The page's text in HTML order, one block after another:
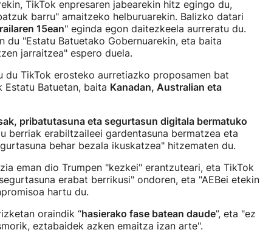
TikTok enpresaren jabearekin hitz egingo du,
barru" amaitzeko helburuarekin. Balizko datari
15ean" eginda egon daitezkeela aurreratu du.
du "Estatu Batuetako Gobernuarekin, eta baita
jarraitzea" espero duela.
du TikTok erosteko aurretiazko proposamen bat
Batuetan, baita Kanadan, Australian eta
pribatutasuna eta segurtasun digitala bermatuko
berriak erabiltzaileei gardentasuna bermatzea eta
behar bezala ikuskatzea" hitzematen du.
eman dio Trumpen "kezkei" erantzuteari, eta TikTok
erabat berrikusi" ondoren, eta "AEBei etekin
hartu du.
oraindik “hasierako fase batean daude”, eta "ez
eztabaidek azken emaitza izan arte".